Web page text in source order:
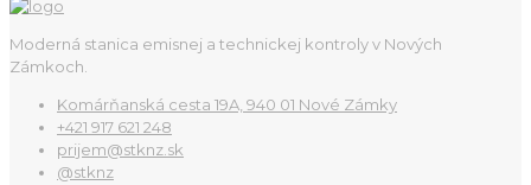
Moderná stanica emisnej a technickej kontroly v Nových
Zámkoch.
Komárňanská cesta 19A, 940 01 Nové Zámky
+421 917 621 248
prijem@stknz.sk
@stknz